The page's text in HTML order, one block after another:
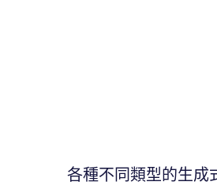
各種不同類型的生成